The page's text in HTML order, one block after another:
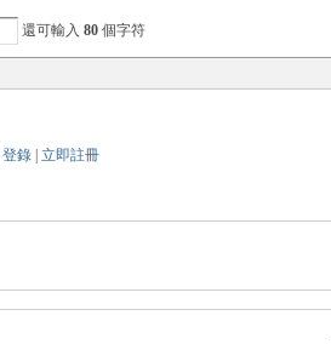
還可輸入 80 個字符
登錄| 立即註冊